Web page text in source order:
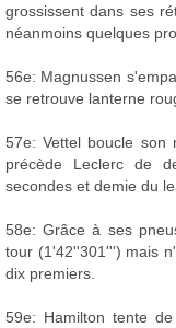
grossissent dans ses
néanmoins quelques
56e: Magnussen
se retrouve lanterne
57e: Vettel boucle son
précède Leclerc de
secondes et demie du
58e: Grâce à ses
tour (1'42''301''') mais
dix premiers.
59e: Hamilton tente